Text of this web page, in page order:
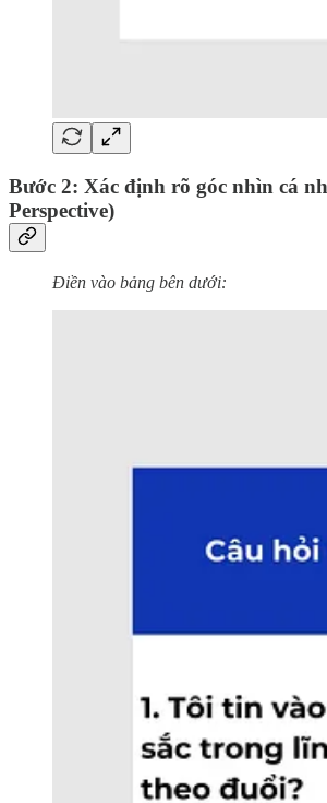
Bước 2: Xác định rõ góc nhìn cá
Perspective)
Điền vào bảng bên dưới: